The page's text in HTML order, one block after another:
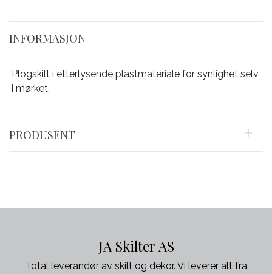
INFORMASJON
Plogskilt i etterlysende plastmateriale for synlighet selv
i mørket.
PRODUSENT
JA Skilter AS
Total leverandør av skilt og dekor. Vi leverer alt fra